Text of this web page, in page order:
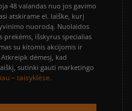
48 valandas nuo jos gavimo
atskirame el. laiške, kurį
nuorodą. Nuolaidos
išskyrus specialias
su kitomis akcijomis ir
dėmesį, kad
sutinki gauti marketingo
– taisyklėse.